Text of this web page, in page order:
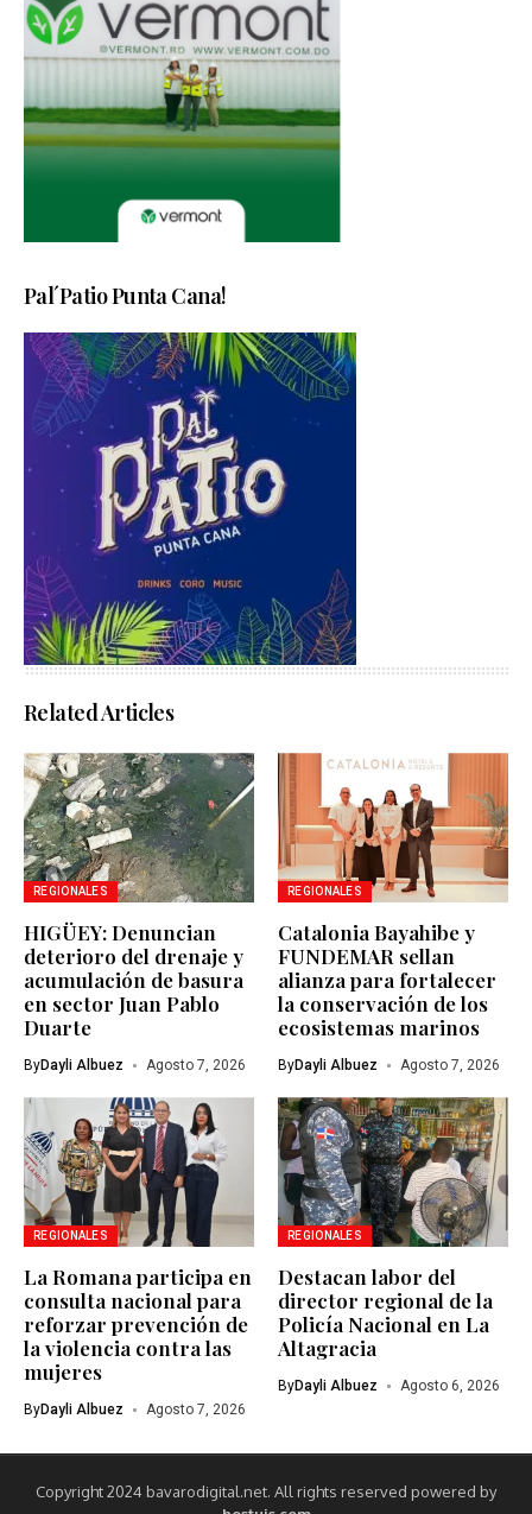
Pal´Patio Punta Cana!
Related Articles
REGIONALES
HIGÜEY: Denuncian
deterioro del drenaje y
acumulación de basura
en sector Juan Pablo
Duarte
ByDayli Albuez Agosto 7, 2026
REGIONALES
Catalonia Bayahibe y
FUNDEMAR sellan
alianza para fortalecer
la conservación de los
ecosistemas marinos
ByDayli Albuez Agosto 7, 2026
REGIONALES
La Romana participa en
consulta nacional para
reforzar prevención de
la violencia contra las
mujeres
ByDayli Albuez Agosto 7, 2026
REGIONALES
Destacan labor del
director regional de la
Policía Nacional en La
Altagracia
ByDayli Albuez Agosto 6, 2026
Copyright 2024 bavarodigital.net. All rights reserved powered by